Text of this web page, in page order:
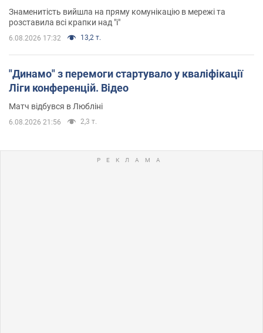
Знаменитість вийшла на пряму комунікацію в мережі та
розставила всі крапки над "і"
6.08.2026 17:32 13,2 т.
"Динамо" з перемоги стартувало у кваліфікації
Ліги конференцій. Відео
Матч відбувся в Любліні
6.08.2026 21:56 2,3 т.